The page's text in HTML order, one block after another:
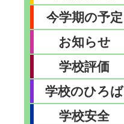
今学期の予定
お知らせ
学校評価
学校のひろば
学校安全